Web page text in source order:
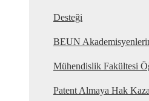
Desteği
BEUN
Mühendislik Fakültesi
Patent Almaya Hak